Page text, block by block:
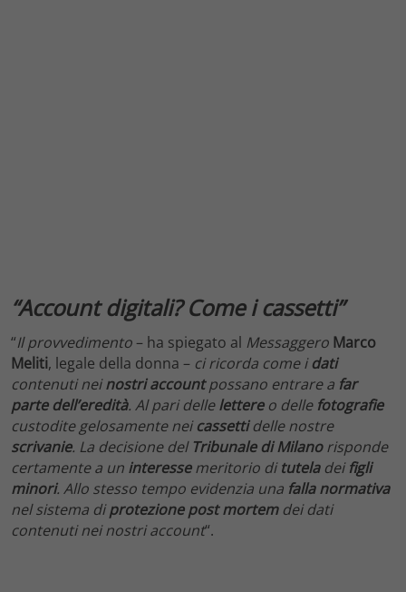
“Account digitali? Come i cassetti”
“Il provvedimento– ha spiegato al Messaggero Marco
Meliti, legale della donna – ci ricorda come idati
contenuti neinostri accountpossano entrare a far
parte dell’eredità. Al pari dellelettereo delle fotografie
custodite gelosamente neicassettidelle nostre
scrivanie. La decisione del Tribunale di Milanorisponde
certamente a un interessemeritorio dituteladeifigli
minori. Allo stesso tempo evidenzia una falla normativa
nel sistema diprotezione post mortemdei dati
contenuti nei nostri account“.